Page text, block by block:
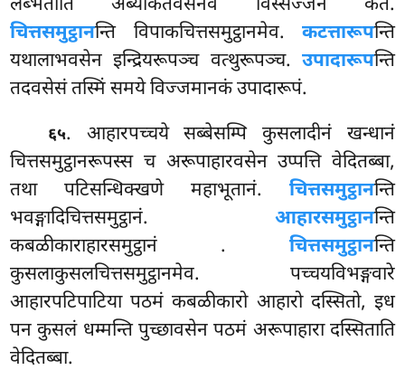
लब्भतीति अब्याकतवसेनेव विस्सज्जनं कतं.
चित्तसमुट्ठानन्ति विपाकचित्तसमुट्ठानमेव. कटत्तारूपन्ति
यथालाभवसेन इन्द्रियरूपञ्च वत्थुरूपञ्च. उपादारूपन्ति
तदवसेसं तस्मिं समये विज्जमानकं उपादारूपं.
६५. आहारपच्चये सब्बेसम्पि कुसलादीनं खन्धानं
चित्तसमुट्ठानरूपस्स च अरूपाहारवसेन उप्पत्ति वेदितब्बा,
तथा पटिसन्धिक्खणे महाभूतानं. चित्तसमुट्ठानन्ति
भवङ्गादिचित्तसमुट्ठानं. आहारसमुट्ठानन्ति
कबळीकाराहारसमुट्ठानं . चित्तसमुट्ठानन्ति
कुसलाकुसलचित्तसमुट्ठानमेव. पच्चयविभङ्गवारे
आहारपटिपाटिया पठमं कबळीकारो आहारो दस्सितो, इध
पन कुसलं धम्मन्ति पुच्छावसेन पठमं अरूपाहारा दस्सिताति
वेदितब्बा.